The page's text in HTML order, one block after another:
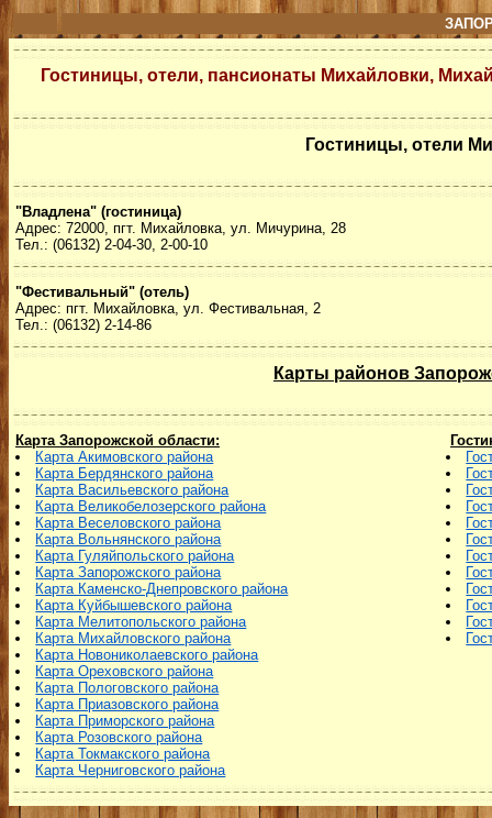
Гостиницы, отели, пансионаты Михайловки,
Гостиницы, отели
"Владлена" (гостиница)
Адрес: 72000, пгт. Михайловка, ул. Мичурина, 28
Тел.: (06132) 2-04-30, 2-00-10
"Фестивальный" (отель)
Адрес: пгт. Михайловка, ул. Фестивальная, 2
Тел.: (06132) 2-14-86
Карты районов
Карта Запорожской области:
Карта Акимовского района
Карта Бердянского района
Карта Васильевского района
Карта Великобелозерского района
Карта Веселовского района
Карта Вольнянского района
Карта Гуляйпольского района
Карта Запорожского района
Карта Каменско-Днепровского района
Карта Куйбышевского района
Карта Мелитопольского района
Карта Михайловского района
Карта Новониколаевского района
Карта Ореховского района
Карта Пологовского района
Карта Приазовского района
Карта Приморского района
Карта Розовского района
Карта Токмакского района
Карта Черниговского района